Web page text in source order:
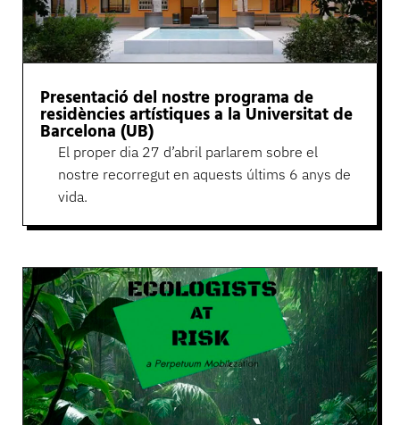
Presentació del nostre programa de
residències artístiques a la Universitat de
Barcelona (UB)
El proper dia 27 d’abril parlarem sobre el
nostre recorregut en aquests últims 6 anys de
vida.